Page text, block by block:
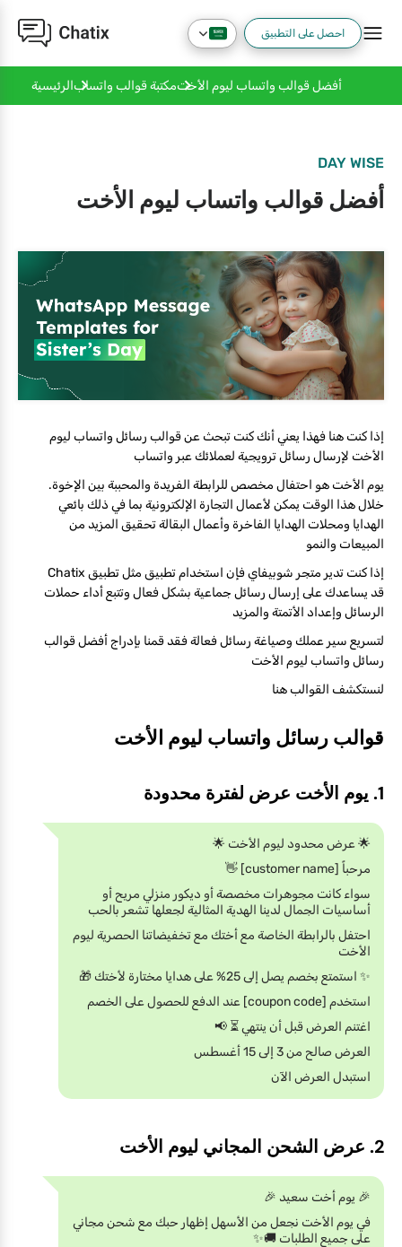
احصل على التطبيق
الرئيسيةمكتبة قوالب واتسابأفضل قوالب واتساب ليوم الأخت
DAY WISE
أفضل قوالب واتساب ليوم الأخت
إذا كنت هنا فهذا يعني أنك كنت تبحث عن قوالب رسائل واتساب ليوم
الأخت لإرسال رسائل ترويجية لعملائك عبر واتساب
يوم الأخت هو احتفال مخصص للرابطة الفريدة والمحببة بين الإخوة.
خلال هذا الوقت يمكن لأعمال التجارة الإلكترونية بما في ذلك بائعي
الهدايا ومحلات الهدايا الفاخرة وأعمال البقالة تحقيق المزيد من
المبيعات والنمو
إذا كنت تدير متجر شوبيفاي فإن استخدام تطبيق مثل تطبيق Chatix
قد يساعدك على إرسال رسائل جماعية بشكل فعال وتتبع أداء حملات
الرسائل وإعداد الأتمتة والمزيد
لتسريع سير عملك وصياغة رسائل فعالة فقد قمنا بإدراج أفضل قوالب
رسائل واتساب ليوم الأخت
لنستكشف القوالب هنا
قوالب رسائل واتساب ليوم الأخت
1. يوم الأخت عرض لفترة محدودة
🌟 عرض محدود ليوم الأخت 🌟
مرحباً [customer name] 👋
سواء كانت مجوهرات مخصصة أو ديكور منزلي مريح أو
أساسيات الجمال لدينا الهدية المثالية لجعلها تشعر بالحب
احتفل بالرابطة الخاصة مع أختك مع تخفيضاتنا الحصرية ليوم
الأخت
✨ استمتع بخصم يصل إلى 25% على هدايا مختارة لأختك 🎁
استخدم [coupon code] عند الدفع للحصول على الخصم
اغتنم العرض قبل أن ينتهي ⏳ 📢
العرض صالح من 3 إلى 15 أغسطس
استبدل العرض الآن
2. عرض الشحن المجاني ليوم الأخت
🎉 يوم أخت سعيد 🎉
في يوم الأخت نجعل من الأسهل إظهار حبك مع شحن مجاني
على جميع الطلبات 🚚✨